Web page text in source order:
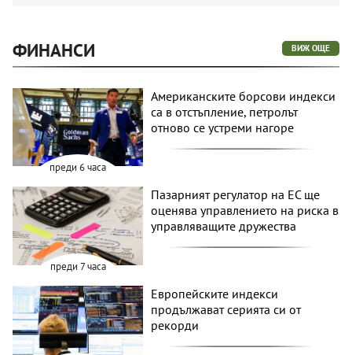
ФИНАНСИ ВИЖ ОЩЕ
преди 6 часа
Американските борсови индекси
са в отстъпление, петролът
отново се устреми нагоре
преди 7 часа
Пазарният регулатор на ЕС ще
оценява управлението на риска в
управляващите дружества
Европейските индекси
продължават серията си от
рекорди